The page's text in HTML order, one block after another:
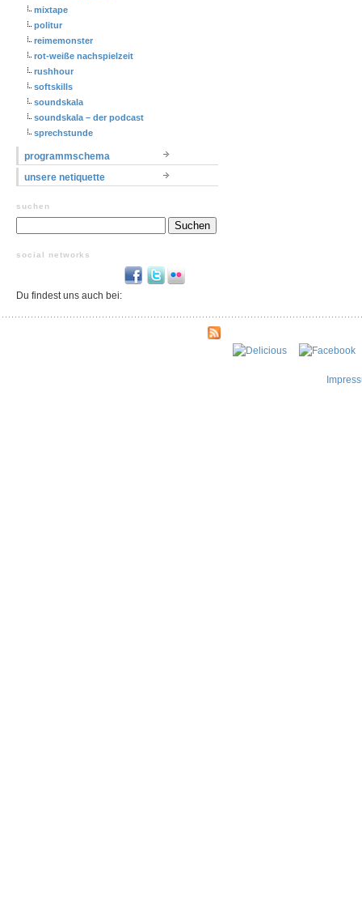
mixtape
politur
reimemonster
rot-weiße nachspielzeit
rushhour
softskills
soundskala
soundskala – der podcast
sprechstunde
programmschema
unsere netiquette
suchen
social networks
Du findest uns auch bei: